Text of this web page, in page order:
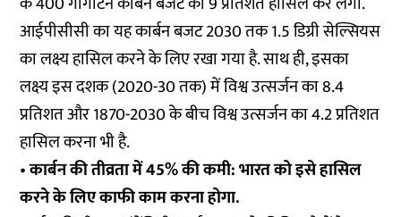
आईपीसीसी का यह कार्बन बजट 2030 तक 1.5 डिग्री सेल्सियस
का लक्ष्य हासिल करने के लिए रखा गया है. साथ ही, इसका
लक्ष्य इस दशक (2020-30 तक) में विश्व उत्सर्जन का 8.4
प्रतिशत और 1870-2030 के बीच विश्व उत्सर्जन का 4.2 प्रतिशत
हासिल करना भी है.
•कार्बन की तीव्रता में 45% की कमी: भारत को इसे हासिल
करने के लिए काफी काम करना होगा.